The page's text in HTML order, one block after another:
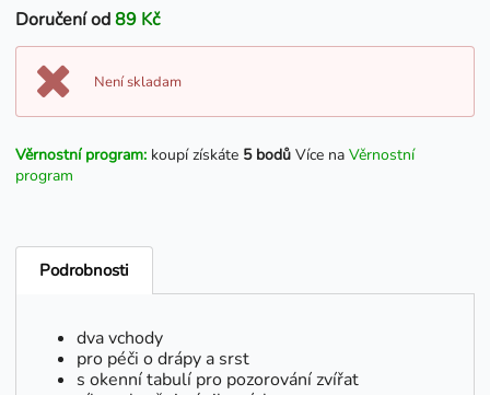
Doručení od89 Kč
Není skladam
Věrnostní program: koupí získáte 5 bodů Více na Věrnostní
program
Podrobnosti
dva vchody
pro péči o drápy a srst
s okenní tabulí pro pozorování zvířat